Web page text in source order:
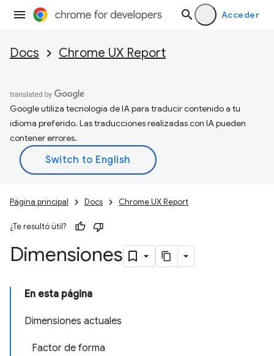
Acceder
Docs Chrome UX Report
Google utiliza tecnología de IA para traducir contenido a tu
idioma preferido. Las traducciones realizadas con IA pueden
contener errores.
Página principal Docs Chrome UX Report
¿Te resultó útil?
Dimensiones
En esta página
Dimensiones actuales
Factor de forma